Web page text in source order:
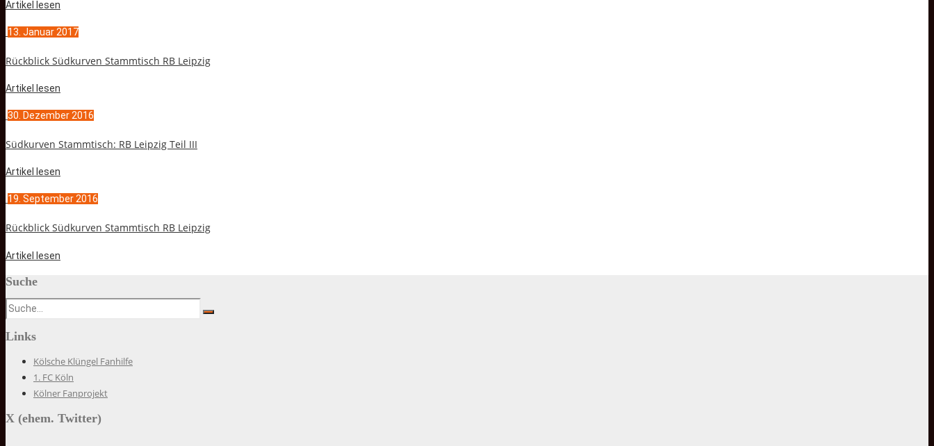
Artikel lesen
13. Januar 2017
Rückblick Südkurven Stammtisch RB Leipzig
Artikel lesen
30. Dezember 2016
Südkurven Stammtisch: RB Leipzig Teil III
Artikel lesen
19. September 2016
Rückblick Südkurven Stammtisch RB Leipzig
Artikel lesen
Suche
Links
Kölsche Klüngel Fanhilfe
1. FC Köln
Kölner Fanprojekt
X (ehem. Twitter)